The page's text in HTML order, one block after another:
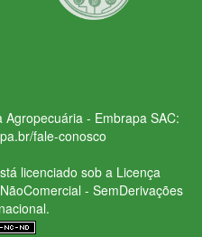
Agropecuária - Embrapa SAC:
fale-conosco
licenciado sob a Licença
- SemDerivações